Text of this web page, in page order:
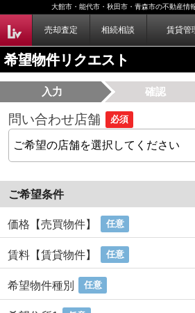
大館市・能代市・秋田市・青森市の不動産情
売却査定 相続相談 賃貸管
希望物件リクエスト
入力 確認
問い合わせ店舗 必須
ご希望条件
価格【売買物件】 任意
賃料【賃貸物件】 任意
希望物件種別 任意